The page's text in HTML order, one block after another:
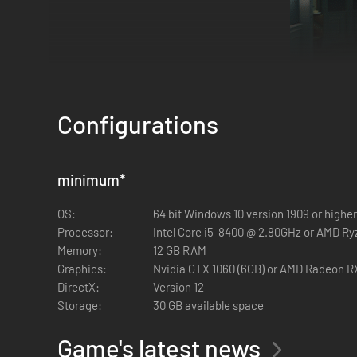
gedoemd om dezelfde dag steeds weer te beleven. Als
probeer nieuwe paden, verzamel informatie en vind
ALS HET IN EERSTE INSTANTIE NIET
Elke nieuwe cyclus is een kans om dingen te veranderen.
wapens in het gevecht te storten. In elke cyclus ontdek je
allerlei bizarre vaardigheden en bruut wapentuig, gebruik
spel van jager en prooi te overleven.
SINGLEPLAYERGAMEPLAY
Configurations
minimum*
OS:
64 bit Windows 10 version 1909 or higher
Processor:
Intel Core i5-8400 @ 2.80GHz or AMD
Memory:
12 GB RAM
Graphics:
Nvidia GTX 1060 (6GB) or AMD Radeon
DirectX:
Version 12
Storage:
30 GB available space
Game's latest news